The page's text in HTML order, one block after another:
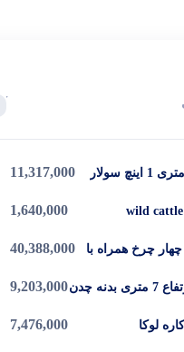
11,317,000
1,640,000
200 لیتری چهار چرخ همراه با
40,388,000
پمپ کفکش 2 اینچ 12 ولت DC ارتفاع 7 متری بدنه چدن9,203,000
7,476,000